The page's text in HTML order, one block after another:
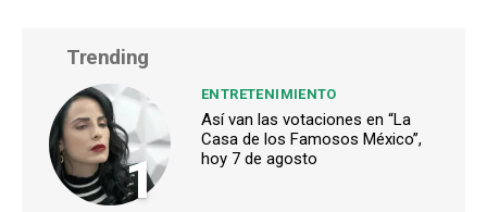
Trending
1
ENTRETENIMIENTO
Así van las votaciones en “La
Casa de los Famosos México”,
hoy 7 de agosto